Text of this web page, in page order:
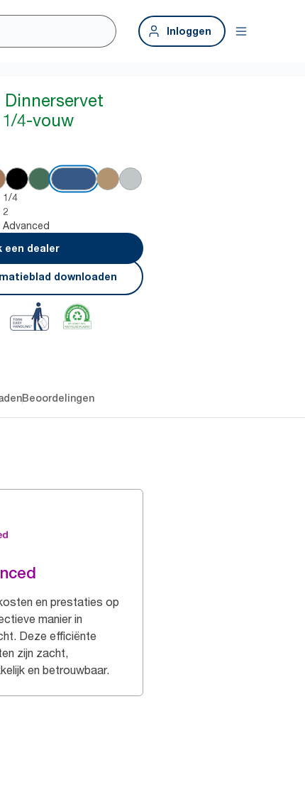
Inloggen
4-vouw
1/4
2
Advanced
een dealer
downloaden
Beoordelingen
en prestaties op
manier in
Deze efficiënte
zijn zacht,
en betrouwbaar.